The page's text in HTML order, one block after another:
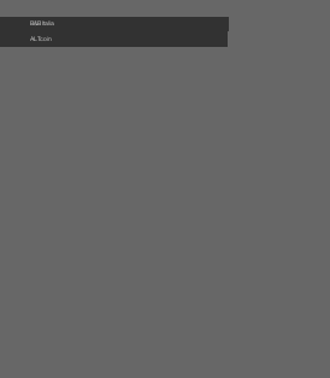
B&B Italia
ALTcoin